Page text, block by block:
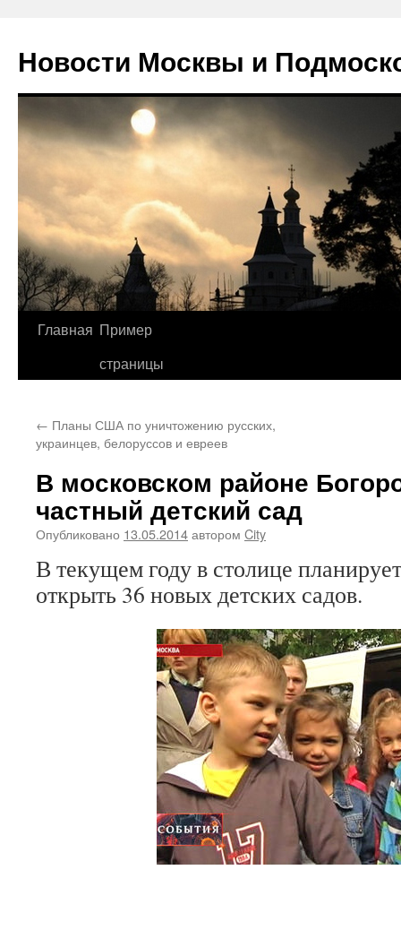
Новости Москвы и
Перейти
Главная Пример
страницы
← Планы США по уничтожению русских,
украинцев, белоруссов и евреев
В московском районе
частный детский сад
Опубликовано 13.05.2014автором City
В текущем году в столице
открыть 36 новых детских садов.